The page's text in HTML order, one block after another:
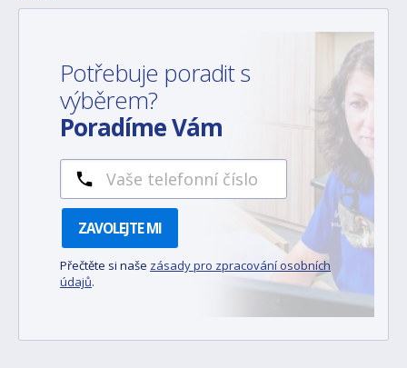
Potřebuje poradit s
výběrem?
Poradíme Vám
ZAVOLEJTE MI
Přečtěte si naše zásady pro zpracování osobních
údajů.